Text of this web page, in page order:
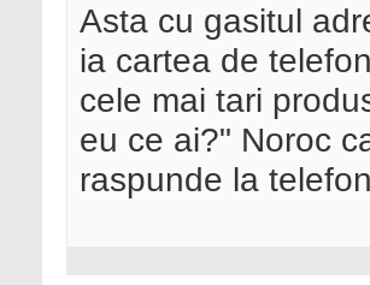
Asta cu gasitul
ia cartea de
cele mai tari
eu ce ai?" Noroc
raspunde la